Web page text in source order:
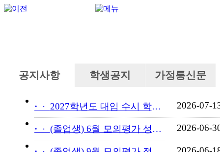
공지사항 학생공지 가정통신문
· 2027학년도 대입 수시 학교... 2026-07-
· (졸업생) 6월 모의평가 성적... 2026-06-